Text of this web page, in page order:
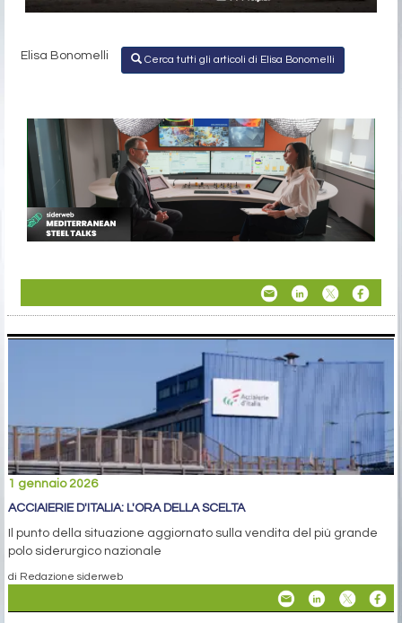
Elisa Bonomelli Cerca tutti gli articoli di Elisa Bonomelli
1 gennaio 2026
ACCIAIERIE D'ITALIA: L'ORA DELLA SCELTA
Il punto della situazione aggiornato sulla vendita del più grande
polo siderurgico nazionale
di Redazione siderweb